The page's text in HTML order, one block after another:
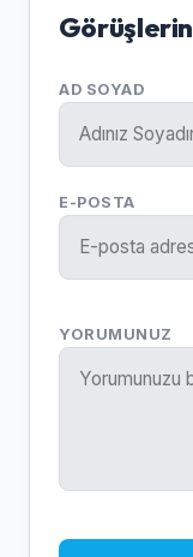
AD SOYAD
E-POSTA
YORUMUNUZ